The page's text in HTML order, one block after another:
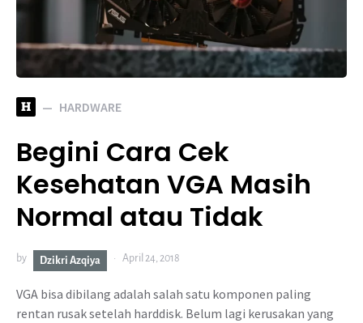
H HARDWARE
Begini Cara Cek
Kesehatan VGA Masih
Normal atau Tidak
by Dzikri Azqiya April 24, 2018
VGA bisa dibilang adalah salah satu komponen paling
rentan rusak setelah harddisk. Belum lagi kerusakan yang